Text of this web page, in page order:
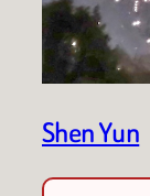
Shen Yun